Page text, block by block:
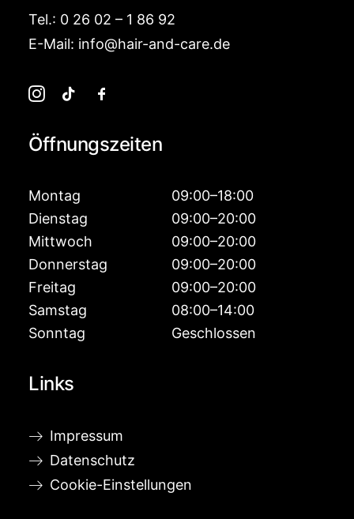
Tel.: 0 26 02 – 1 86 92
E-Mail: info@hair-and-care.de
Öffnungszeiten
Montag
09:00–18:00
Dienstag
09:00–20:00
Mittwoch
09:00–20:00
Donnerstag
09:00–20:00
Freitag
09:00–20:00
Samstag
08:00–14:00
Sonntag
Geschlossen
Links
Impressum
Datenschutz
Cookie-Einstellungen